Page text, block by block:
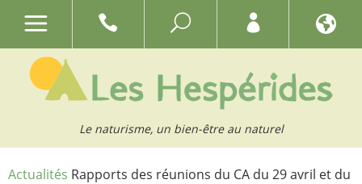
Le naturisme, un bien-être au naturel
Actualités Rapports des réunions du CA du 29 avril et du